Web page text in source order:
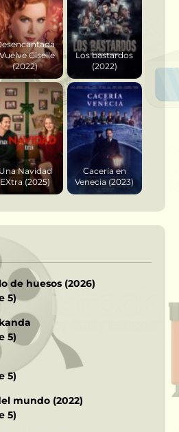
Giselle
(2022)
Los bastardos
(2022)
Navidad
EXtra (2025)
Cacería en
Venecia (2023)
de huesos (2026)
5)
5)
5)
mundo (2022)
5)